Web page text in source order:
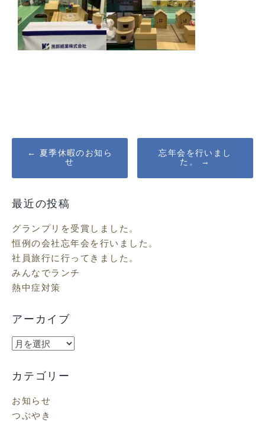
Post
navigation
←
夏季休暇のお知ら
せ
忘年会を行いまし
た。 →
最近の投稿
グランプリを受賞しました。
恒例の会社忘年会を行いました。
社員旅行に行ってきました。
みんなでランチ
熱中症対策
アーカイブ
ア
カ
ブ
カテゴリー
お知らせ
つぶやき